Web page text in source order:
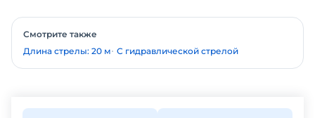
Смотрите также
Длина стрелы: 20 м С гидравлической стрелой